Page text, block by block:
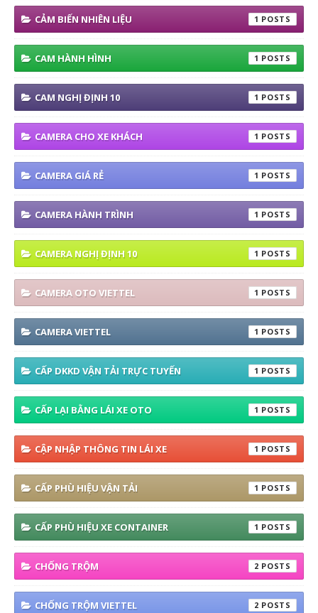
CẢM BIẾN NHIÊN LIỆU 1
CAM HÀNH HÌNH 1
CAM NGHỊ ĐỊNH 10 1
CAMERA CHO XE KHÁCH 1
CAMERA GIÁ RẺ 1
CAMERA HÀNH TRÌNH 1
CAMERA NGHỊ ĐỊNH 10 1
CAMERA OTO VIETTEL 1
CAMERA VIETTEL 1
CẤP DKKD VẬN TẢI TRỰC TUYẾN 1
CẤP LẠI BẰNG LÁI XE OTO 1
CẬP NHẬP THÔNG TIN LÁI XE 1
CẤP PHÙ HIỆU VẬN TẢI 1
CẤP PHÙ HIỆU XE CONTAINER 1
CHỐNG TRỘM 2
CHỐNG TRỘM VIETTEL 2